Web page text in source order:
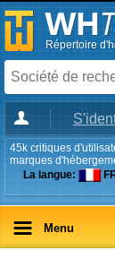
Répertoire
45k critiques
marques
La langue:
Menu